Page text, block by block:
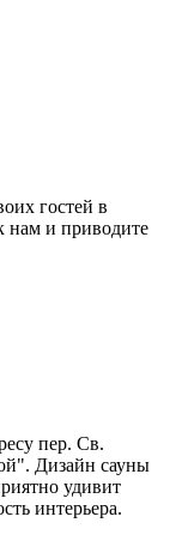
гостей в
нам и приводите
пер. Св.
Дизайн сауны
удивит
интерьера.